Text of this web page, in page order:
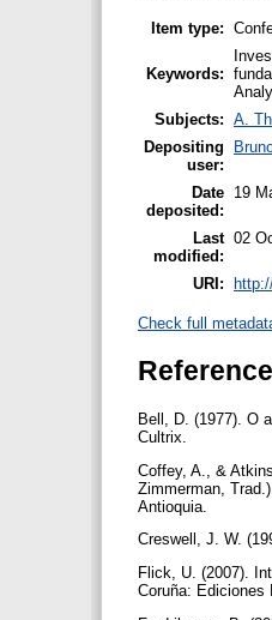
Item type:
Keywords:
Subjects: A.
Depositing
user:
Date
deposited:
19
Last
modified:
02
URI:
Check full
Bell, D. (1977). O
Cultrix.
Coffey, A., &
Zimmerman,
Antioquia.
Creswell, J. W.
Flick, U. (2007).
Coruña: Ediciones